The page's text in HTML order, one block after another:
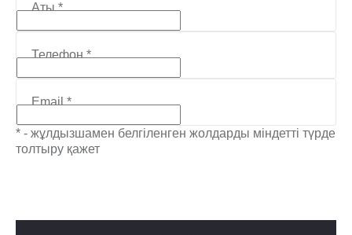
Аты*
Телефон*
Email*
* - жұлдызшамен белгіленген жолдарды міндетті түрде
толтыру қажет